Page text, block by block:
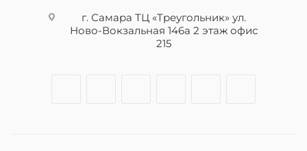
г. Самара ТЦ «Треугольник» ул.
Ново-Вокзальная 146а 2 этаж офис
215